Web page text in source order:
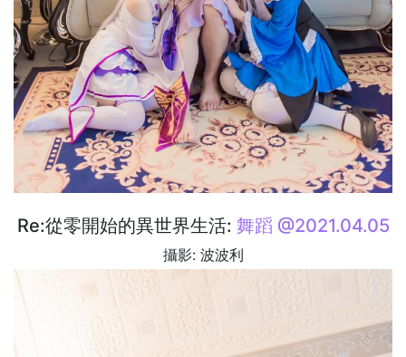
Re:從零開始的異世界生活: 舞蹈 @2021.04.05
攝影: 波波利